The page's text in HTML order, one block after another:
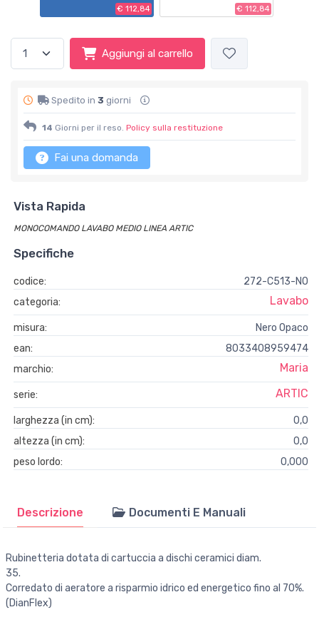
€ 112,84 € 112,84
Aggiungi al carrello
Spedito in 3 giorni
14 Giorni per il reso. Policy sulla restituzione
Fai una domanda
Vista Rapida
MONOCOMANDO LAVABO MEDIO LINEA ARTIC
Specifiche
codice:
272-C513-NO
categoria:
Lavabo
misura:
Nero Opaco
ean:
8033408959474
marchio:
Maria
serie: ARTIC
larghezza (in cm):
0,0
altezza (in cm):
0,0
peso lordo:
0,000
Descrizione Documenti E Manuali
Rubinetteria dotata di cartuccia a dischi ceramici diam.
35.
Corredato di aeratore a risparmio idrico ed energetico fino al 70%.
(DianFlex)